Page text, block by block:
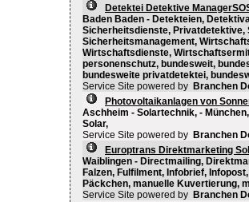
Detektei Detektive
Baden Baden - Detekteien,
Sicherheitsdienste,
Sicherheitsmanagement,
Wirtschaftsdienste,
personenschutz, bundesweit,
bundesweite privatdetektei,
Service Site powered by Branchen
Photovoltaikanlagen von
Aschheim - Solartechnik, -
Solar,
Service Site powered by Branchen
Europtrans Direktmarketing
Waiblingen - Directmailing,
Falzen, Fulfilment, Infobrief,
Päckchen, manuelle Kuvertierung,
Service Site powered by Branchen